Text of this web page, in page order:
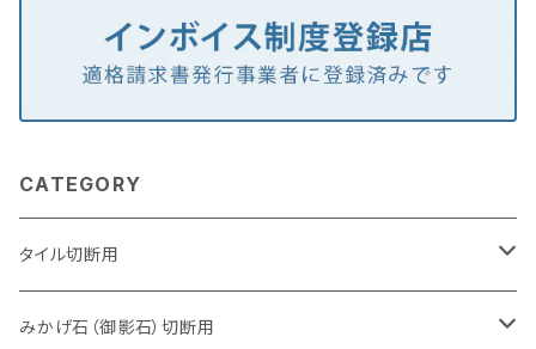
CATEGORY
タイル切断用
105mm（4インチ）
みかげ石（御影石）切断用